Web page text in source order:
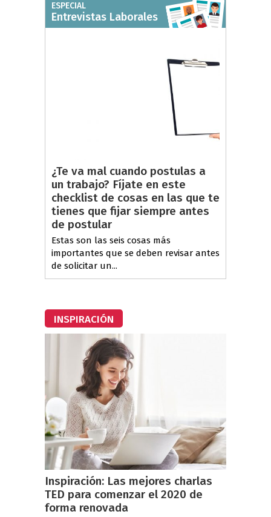
ESPECIAL
Entrevistas Laborales
¿Te va mal cuando postulas a
un trabajo? Fíjate en este
checklist de cosas en las que te
tienes que fijar siempre antes
de postular
Estas son las seis cosas más
importantes que se deben revisar antes
de solicitar un...
INSPIRACIÓN
Inspiración: Las mejores charlas
TED para comenzar el 2020 de
forma renovada